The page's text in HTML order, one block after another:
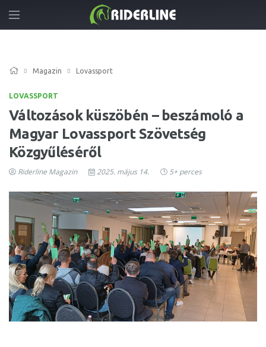
Magazin Lovassport
LOVASSPORT
Változások küszöbén – beszámoló a
Magyar Lovassport Szövetség
Közgyűléséről
Riderline Magazin 2025. május 14. 5+ perces